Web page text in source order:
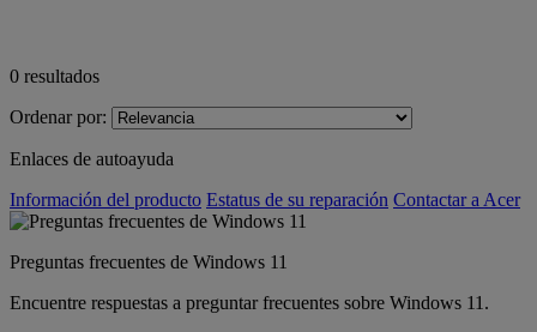
0 resultados
Ordenar por:
Enlaces de autoayuda
Información del producto Estatus de su reparación Contactar a Acer
Preguntas frecuentes de Windows 11
Encuentre respuestas a preguntar frecuentes sobre Windows 11.